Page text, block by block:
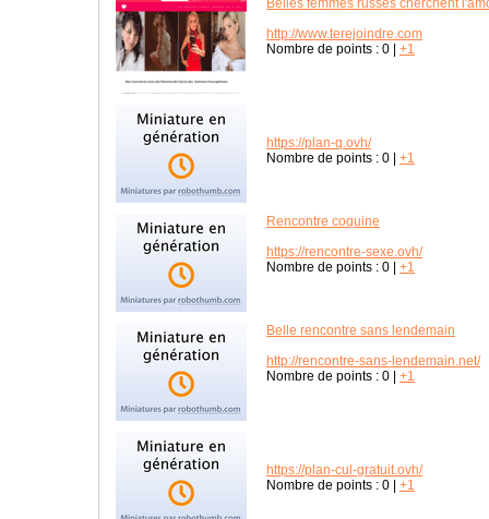
Belles femmes russes cherchent
http://www.terejoindre.com
Nombre de points : 0 +1
https://plan-q.ovh/
Nombre de points : 0 +1
Rencontre coquine
https://rencontre-sexe.ovh/
Nombre de points : 0 +1
Belle rencontre sans lendemain
http://rencontre-sans-lendemain.net/
Nombre de points : 0 +1
https://plan-cul-gratuit.ovh/
Nombre de points : 0 +1